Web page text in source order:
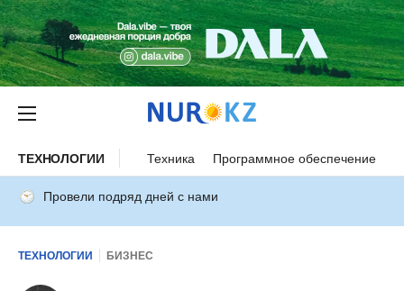
ТЕХНОЛОГИИ Техника Программное обеспечение
Провели подряд дней с нами
ТЕХНОЛОГИИ БИЗНЕС